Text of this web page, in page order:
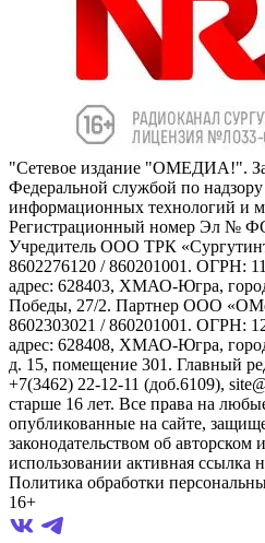
"Сетевое издание "ОМЕДИА!".
Федеральной службой по надзору
информационных технологий и
Регистрационный номер Эл №
Учредитель ООО ТРК
8602276120 / 860201001. ОГРН:
адрес: 628403, ХМАО-Югра,
Победы, 27/2. Партнер ООО
8602303021 / 860201001. ОГРН:
адрес: 628408, ХМАО-Югра,
д. 15, помещение 301. Главный
+7(3462) 22-12-11 (доб.6109),
старше 16 лет. Все права на
опубликованные на сайте,
законодательством об
использовании активная ссылка
Политика обработки
16+